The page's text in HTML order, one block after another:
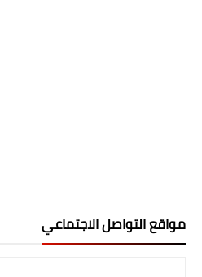
مواقع التواصل الاجتماعي